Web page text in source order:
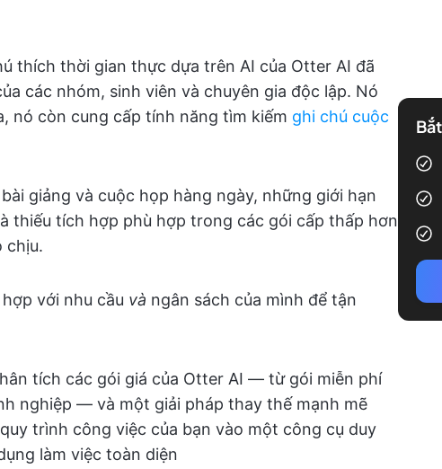
thích thời gian thực dựa trên AI của Otter AI đã
các nhóm, sinh viên và chuyên gia độc lập. Nó
nó còn cung cấp tính năng tìm kiếm ghi chú cuộc
giảng và cuộc họp hàng ngày, những giới hạn
thiếu tích hợp phù hợp trong các gói cấp thấp hơn
chịu.
với nhu cầu và ngân sách của mình để tận
tích các gói giá của Otter AI — từ gói miễn phí
nghiệp — và một giải pháp thay thế mạnh mẽ
trình công việc của bạn vào một công cụ duy
làm việc toàn diện